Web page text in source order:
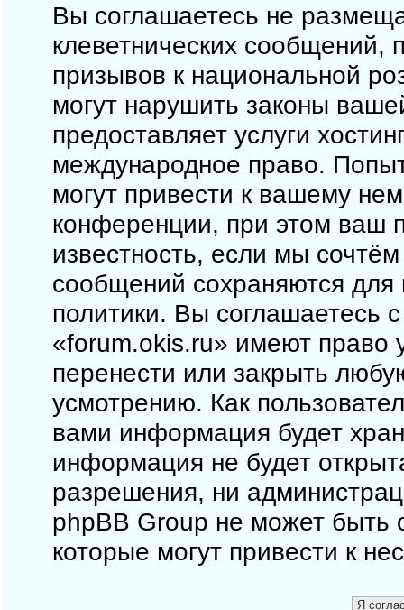
Вы соглашаетесь не
клеветнических сообщений,
призывов к национальной
могут нарушить законы
предоставляет услуги
международное право.
могут привести к вашему
конференции, при этом ваш
известность, если мы
сообщений сохраняются для
политики. Вы соглашаетесь
«forum.okis.ru» имеют право
перенести или закрыть
усмотрению. Как
вами информация будет
информация не будет
разрешения, ни
phpBB Group не может быть
которые могут привести к